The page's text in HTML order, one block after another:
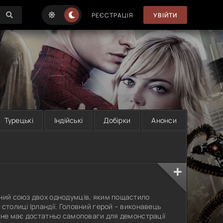
РЕЄСТРАЦІЯ УВІЙТИ
Турецькі Індійські Добірки Анонси
союз двох однодумців, яким пощастило
Ірландії. Головний герой – виконавець
має достатньо самоповаги для демонстрації